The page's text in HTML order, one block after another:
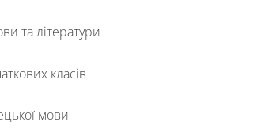
та літератури
класів
мови